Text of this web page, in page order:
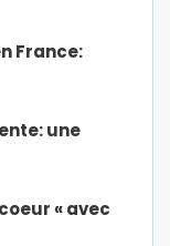
France:
une
« avec